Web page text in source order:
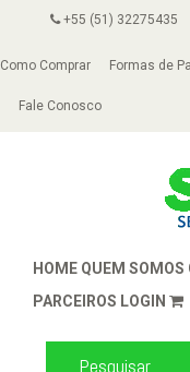
+55 (51) 32275435
Como Comprar Formas de
Fale Conosco
HOME QUEM SOMOS
PARCEIROS LOGIN